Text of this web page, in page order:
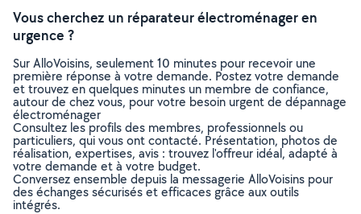
Vous cherchez un réparateur électroménager en
urgence ?
Sur AlloVoisins, seulement 10 minutes pour recevoir une
première réponse à votre demande. Postez votre demande
et trouvez en quelques minutes un membre de confiance,
autour de chez vous, pour votre besoin urgent de dépannage
électroménager
Consultez les profils des membres, professionnels ou
particuliers, qui vous ont contacté. Présentation, photos de
réalisation, expertises, avis : trouvez l'offreur idéal, adapté à
votre demande et à votre budget.
Conversez ensemble depuis la messagerie AlloVoisins pour
des échanges sécurisés et efficaces grâce aux outils
intégrés.